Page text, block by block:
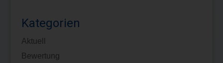
Kategorien
Aktuell
Bewertung